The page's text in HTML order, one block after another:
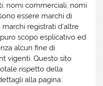
nomi commerciali, nomi
essere marchi di
registrati d’altre
scopo esplicativo ed
alcun fine di
vigenti. Questo sito
rispetto della
alla pagina: